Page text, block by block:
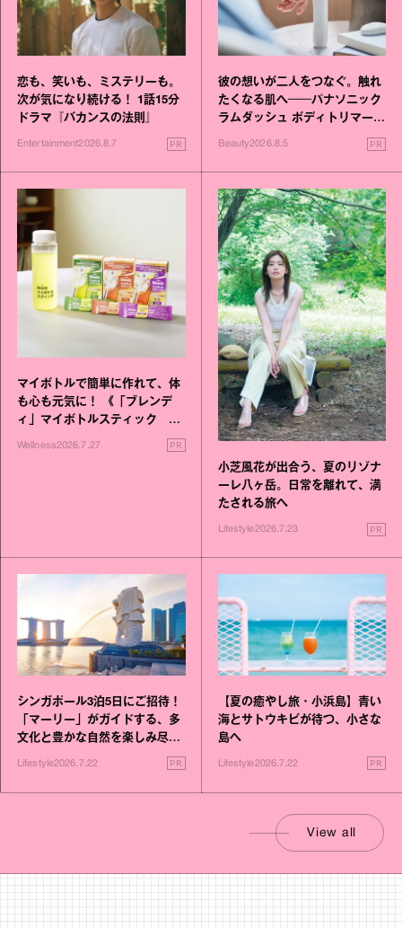
恋も、笑いも、ミステリーも。
次が気になり続ける！ 1話15分
ドラマ『バカンスの法則』
Entertainment2026.8.7 PR
彼の想いが二人をつなぐ。触れ
たくなる肌へ──パナソニック
ラムダッシュ ボディトリマーが
Beauty2026.8.5 PR
マイボトルで簡単に作れて、体
も心も元気に！ 《「ブレンデ
ィ」マイボトルスティック い
いこと毎日》シリーズが誕生
Wellness2026.7.27 PR
小芝風花が出合う、夏のリゾナ
ーレ八ヶ岳。日常を離れて、満
たされる旅へ
Lifestyle2026.7.23 PR
シンガポール3泊5日にご招待！
「マーリー」がガイドする、多
文化と豊かな自然を楽しみ尽く
Lifestyle2026.7.22 PR
【夏の癒やし旅・小浜島】青い
海とサトウキビが待つ、小さな
島へ
Lifestyle2026.7.22 PR
View all